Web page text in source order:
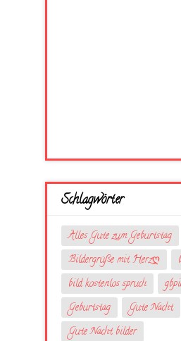
Schlagwörter
Alles Gute zum Geburtstag
Bildergrüße mit Herzღ
bild kostenlos spruch
Geburtstag
Gute Nacht
Gute Nacht bilder